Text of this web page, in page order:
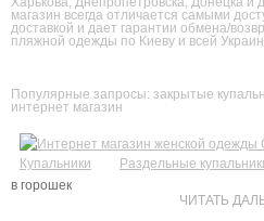
магазин всегда отличается самыми
доставкой и дает гарантии обмена/
пляжной одежды по Киеву и всей
ЧИТАТЬ
Популярные запросы: закрытые
интернет магазин
Купальники Раздельные
в горошек